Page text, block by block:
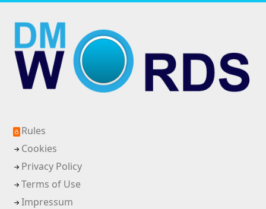
Rules
Cookies
Privacy Policy
Terms of Use
Impressum